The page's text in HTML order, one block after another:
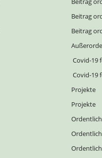
Beitrag
Beitrag
Covid-19
Covid-19
Projekte
Projekte